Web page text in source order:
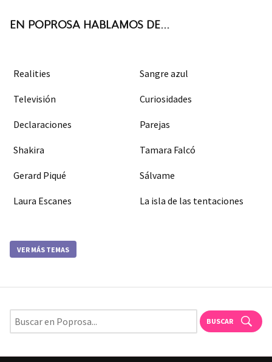
EN POPROSA HABLAMOS DE...
Realities Sangre azul
Televisión Curiosidades
Declaraciones Parejas
Shakira Tamara Falcó
Gerard Piqué Sálvame
Laura Escanes La isla de las tentaciones
VER MÁS TEMAS
BUSCAR